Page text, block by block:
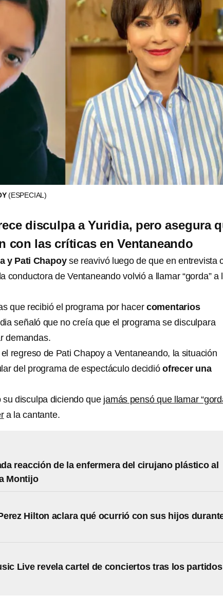
(ESPECIAL)
disculpa a Yuridia, pero asegura
con las críticas en Ventaneando
y Pati Chapoyse reavivó luego de que en entrevista
conductora de Ventaneando volvió a llamar “gorda” a
que recibió el programa por hacer comentarios
señaló que no creía que el programa se disculpara
demandas.
regreso de Pati Chapoy a Ventaneando, la situación
del programa de espectáculo decidió ofrecer una
disculpa diciendo que jamás pensó que llamar
a la cantante.
reacción de la enfermera del cirujano plástico al
Montijo
Hilton aclara qué ocurrió con sus hijos
Live revela cartel de conciertos tras los partidos